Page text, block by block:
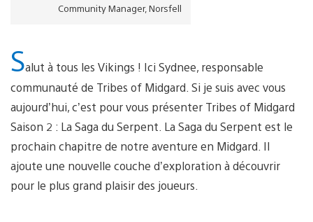
Community Manager, Norsfell
Salut à tous les Vikings ! Ici Sydnee, responsable
communauté de Tribes of Midgard. Si je suis avec vous
aujourd’hui, c’est pour vous présenter Tribes of Midgard
Saison 2 : La Saga du Serpent. La Saga du Serpent est le
prochain chapitre de notre aventure en Midgard. Il
ajoute une nouvelle couche d’exploration à découvrir
pour le plus grand plaisir des joueurs.